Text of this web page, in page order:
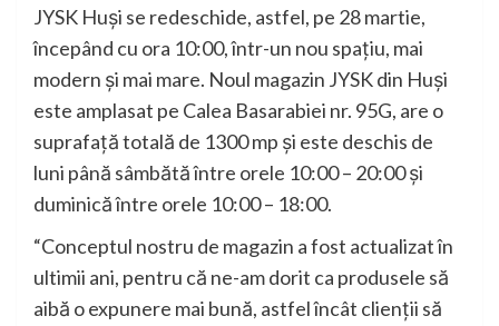
JYSK Huși se redeschide, astfel, pe 28 martie,
începând cu ora 10:00, într-un nou spațiu, mai
modern și mai mare. Noul magazin JYSK din Huși
este amplasat pe Calea Basarabiei nr. 95G, are o
suprafață totală de 1300 mp și este deschis de
luni până sâmbătă între orele 10:00 – 20:00 și
duminică între orele 10:00 – 18:00.
“Conceptul nostru de magazin a fost actualizat în
ultimii ani, pentru că ne-am dorit ca produsele să
aibă o expunere mai bună, astfel încât clienții să